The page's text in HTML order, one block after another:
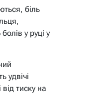
біль
у руці у
удвічі
тиску на